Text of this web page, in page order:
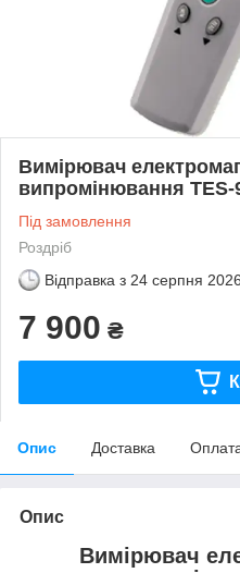
Вимірювач
випромінювання TES-
Під замовлення
Роздріб
Відправка з 24 серпня 2026
7 900 ₴
Опис Доставка
Опис
Вимірювач